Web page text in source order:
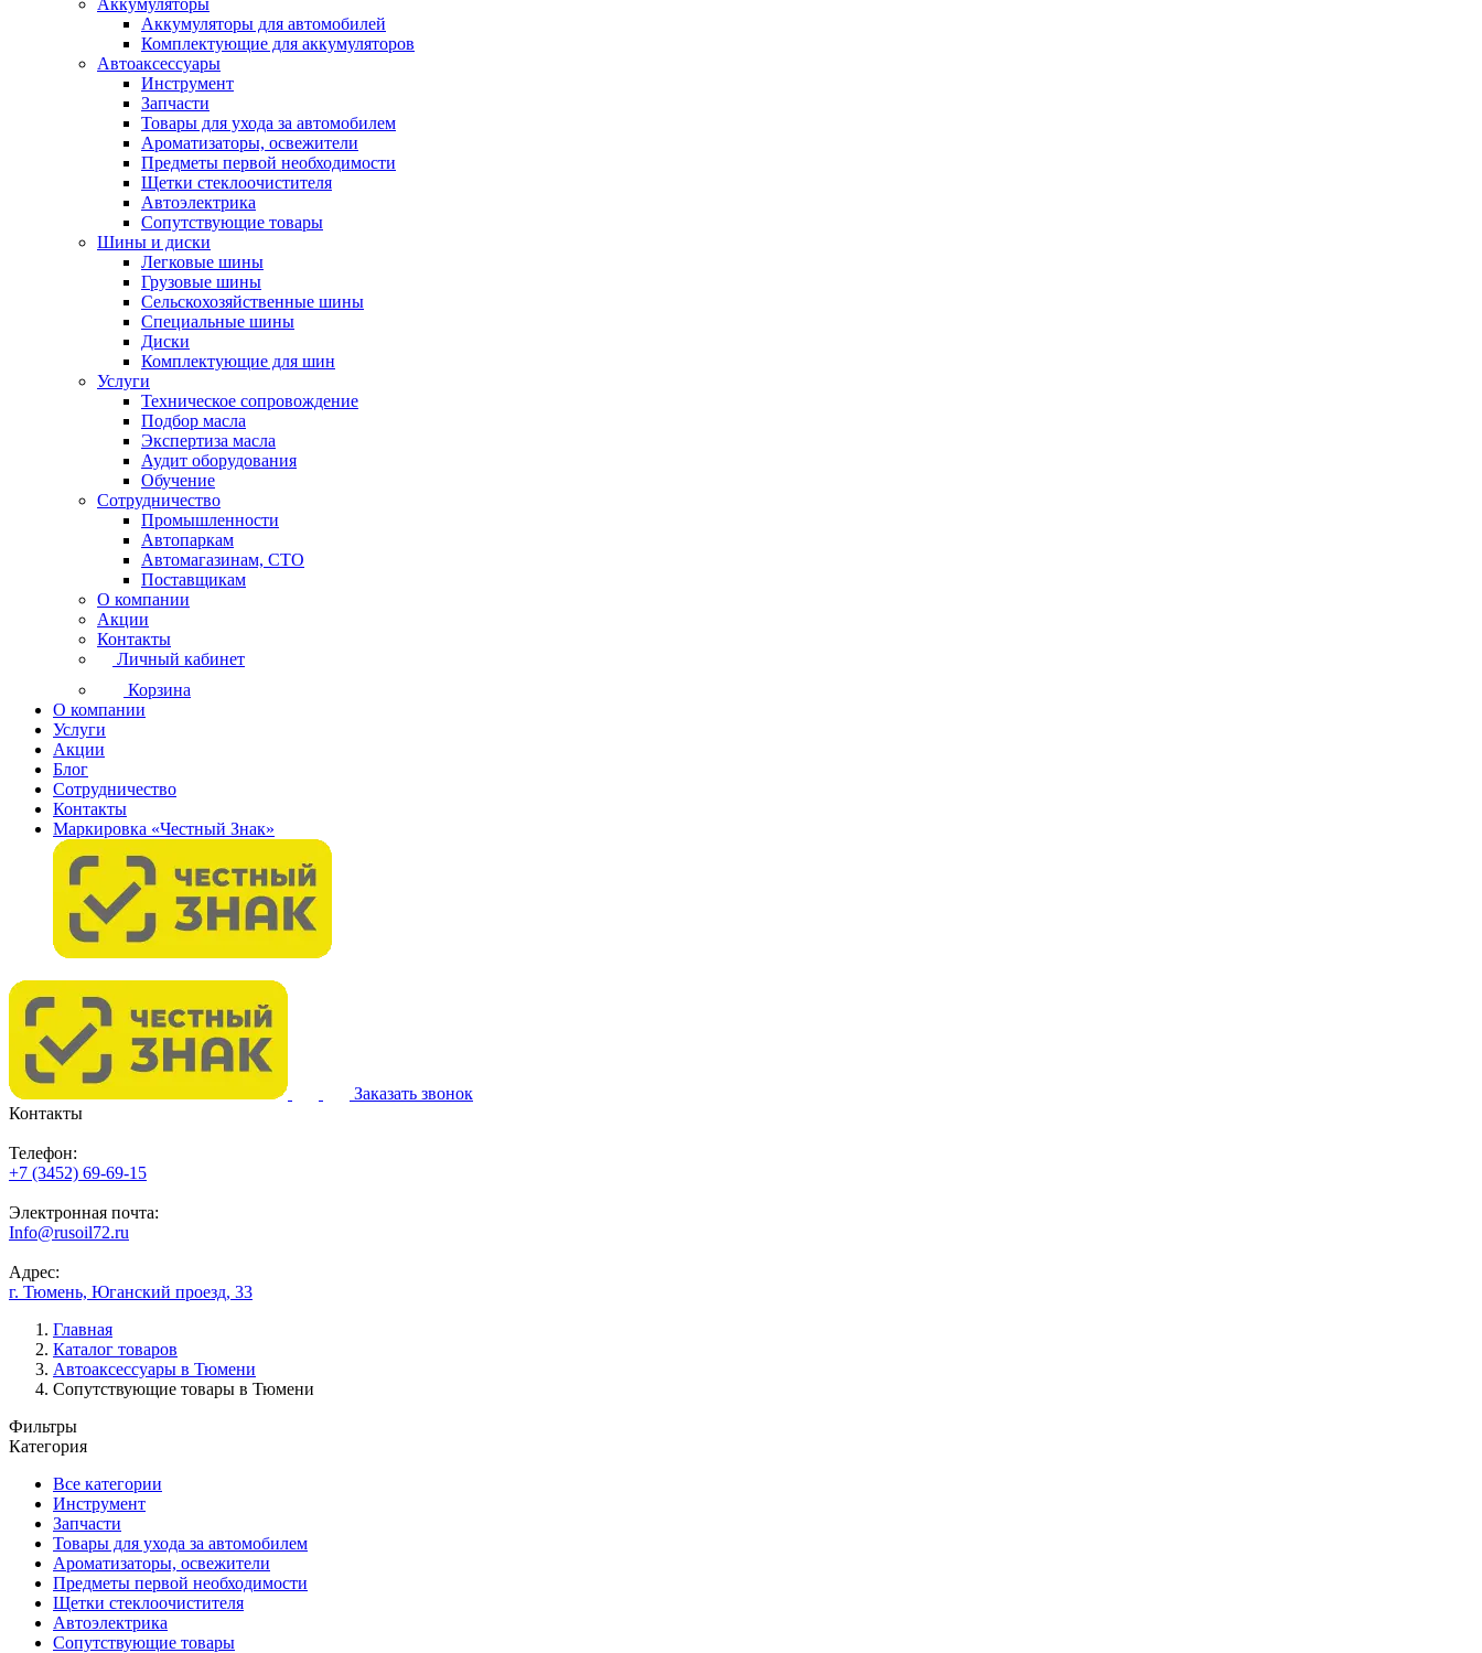
Аккумуляторы
Аккумуляторы для автомобилей
Комплектующие для аккумуляторов
Автоаксессуары
Инструмент
Запчасти
Товары для ухода за автомобилем
Ароматизаторы, освежители
Предметы первой необходимости
Щетки стеклоочистителя
Автоэлектрика
Сопутствующие товары
Шины и диски
Легковые шины
Грузовые шины
Сельскохозяйственные шины
Специальные шины
Диски
Комплектующие для шин
Услуги
Техническое сопровождение
Подбор масла
Экспертиза масла
Аудит оборудования
Обучение
Сотрудничество
Промышленности
Автопаркам
Автомагазинам, СТО
Поставщикам
О компании
Акции
Контакты
Личный кабинет
Корзина
О компании
Услуги
Акции
Блог
Сотрудничество
Контакты
Маркировка «Честный Знак»
Заказать звонок
Контакты
Телефон:
+7 (3452) 69-69-15
Электронная почта:
Info@rusoil72.ru
Адрес:
г. Тюмень, Юганский проезд, 33
Главная
Каталог товаров
Автоаксессуары в Тюмени
Сопутствующие товары в Тюмени
Фильтры
Категория
Все категории
Инструмент
Запчасти
Товары для ухода за автомобилем
Ароматизаторы, освежители
Предметы первой необходимости
Щетки стеклоочистителя
Автоэлектрика
Сопутствующие товары